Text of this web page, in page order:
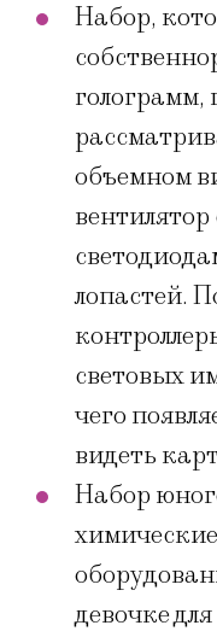
Набор,
голограмм,
объемном
лопастей.
световых
чего
видеть
Набор
девочке